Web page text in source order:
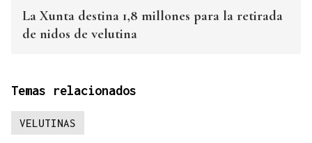
La Xunta destina 1,8 millones para la retirada
de nidos de velutina
Temas relacionados
VELUTINAS